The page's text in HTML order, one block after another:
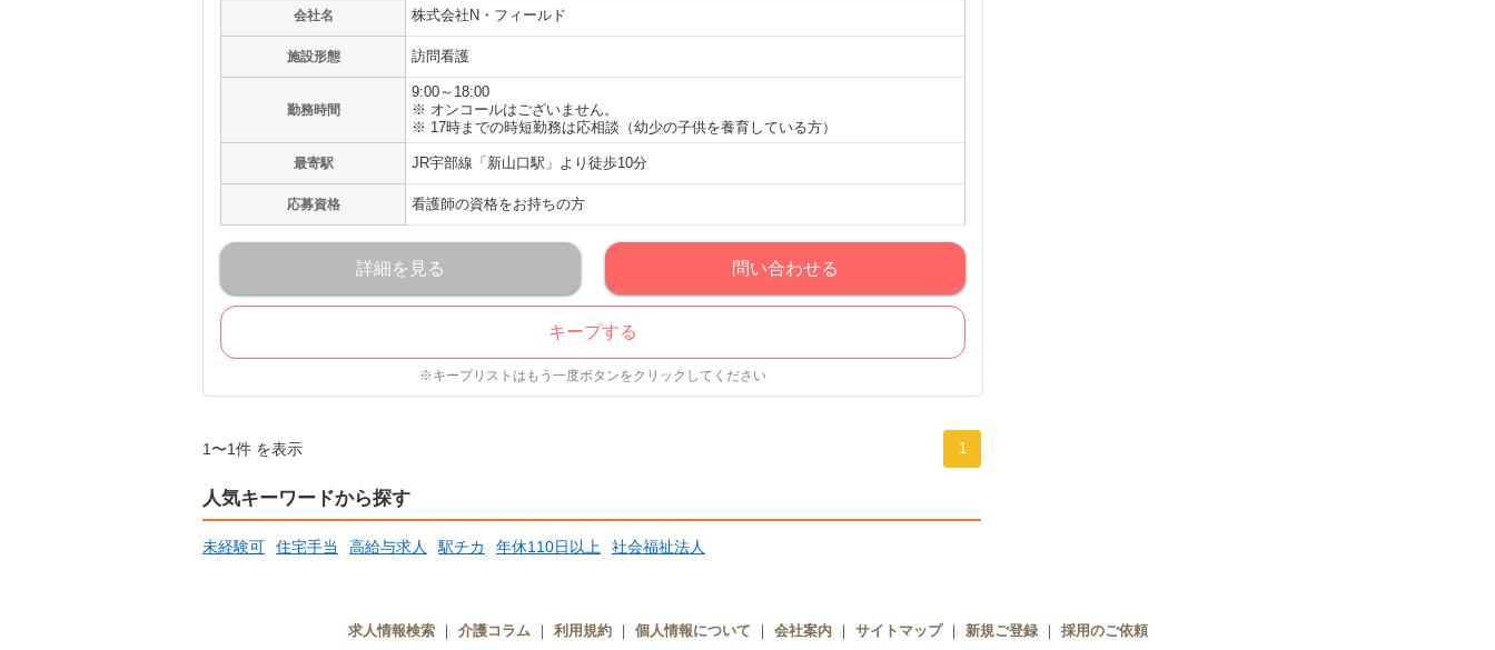
会社名 株式会社N・フィールド
施設形態 訪問看護
勤務時間
9:00～18:00
※ オンコールはございません。
※ 17時までの時短勤務は応相談（幼少の子供を養育している方）
最寄駅 JR宇部線「新山口駅」より徒歩10分
応募資格 看護師の資格をお持ちの方
詳細を見る 問い合わせる
キープする
※キープリストはもう一度ボタンをクリックしてください
1〜1件 を表示 1
人気キーワードから探す
未経験可 住宅手当 高給与求人 駅チカ 年休110日以上 社会福祉法人
求人情報検索｜ 介護コラム ｜ 利用規約｜ 個人情報について ｜ 会社案内｜ サイトマップ｜ 新規ご登録｜ 採用のご依頼